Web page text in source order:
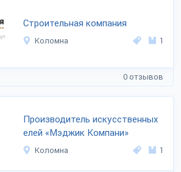
Строительная компания
Коломна 1
0 отзывов
Производитель искусственных
елей «Мэджик Компани»
Коломна 1